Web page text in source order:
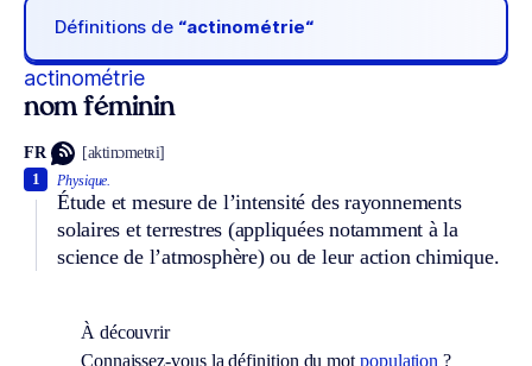
Définitions de “actinométrie“
actinométrie
nom féminin
FR [aktinɔmetʀi]
Physique.
Étude et mesure de l’intensité des rayonnements
solaires et terrestres (appliquées notamment à la
science de l’atmosphère) ou de leur action chimique.
1
À découvrir
Connaissez-vous la définition du mot population ?